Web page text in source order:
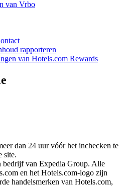
van Vrbo
rapporteren
van Hotels.com Rewards
dan 24 uur vóór het inchecken te
site.
bedrijf van Expedia Group. Alle
en het Hotels.com-logo zijn
handelsmerken van Hotels.com,